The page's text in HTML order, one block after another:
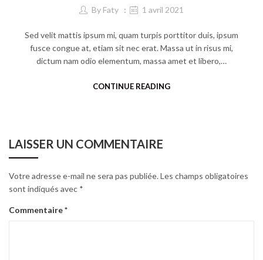
By Faty 1 avril 2021
Sed velit mattis ipsum mi, quam turpis porttitor duis, ipsum
fusce congue at, etiam sit nec erat. Massa ut in risus mi,
dictum nam odio elementum, massa amet et libero,…
CONTINUE READING
LAISSER UN COMMENTAIRE
Votre adresse e-mail ne sera pas publiée.Les champs obligatoires
sont indiqués avec *
Commentaire*